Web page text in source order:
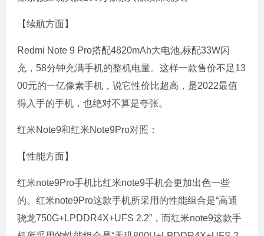
【续航方面】
Redmi Note 9 Pro搭配4820mAh大电池,标配33W闪
充，58分钟充满手机的整机电量。这样一款售价不足13
00元的一亿像素手机，说它性价比超高，是2022最值
得入手的手机，也绝对不算是夸张。
红米Note9和红米Note9Pro对照：
【性能方面】
红米note9Pro手机比红米note9手机会更加出色一些
的。红米note9Pro这款手机所采用的性能组合是“高通
骁龙750G+LPDDR4X+UFS 2.2”，而红米note9这款手